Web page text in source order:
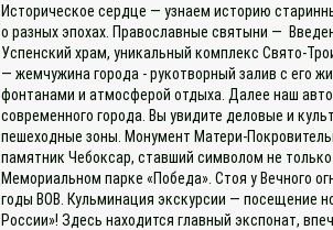
Историческое сердце — узнаем историю
о разных эпохах. Православные святыни —
Успенский храм, уникальный комплекс Свято-
— жемчужина города - рукотворный залив с его
фонтанами и атмосферой отдыха. Далее наш
современного города. Вы увидите деловые и
пешеходные зоны. Монумент Матери-
памятник Чебоксар, ставший символом не
Мемориальном парке «Победа». Стоя у Вечного
годы ВОВ. Кульминация экскурсии — посещение
России»! Здесь находится главный экспонат,